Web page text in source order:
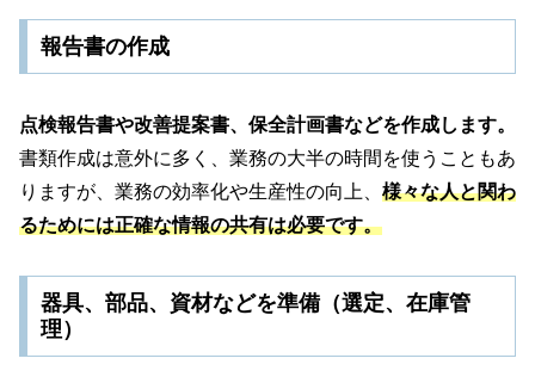
報告書の作成
点検報告書や改善提案書、保全計画書などを作成します。
書類作成は意外に多く、業務の大半の時間を使うこともあ
りますが、業務の効率化や生産性の向上、 様々な人と関わ
るためには正確な情報の共有は必要です。
器具、部品、資材などを準備（選定、在庫管
理）